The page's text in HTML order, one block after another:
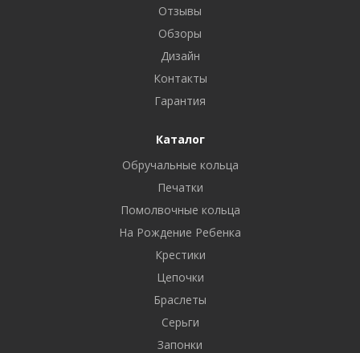
Отзывы
Обзоры
Дизайн
Контакты
Гарантия
Каталог
Обручальные кольца
Печатки
Помолвочные кольца
На Рождение Ребенка
Крестики
Цепочки
Браслеты
Серьги
Запонки